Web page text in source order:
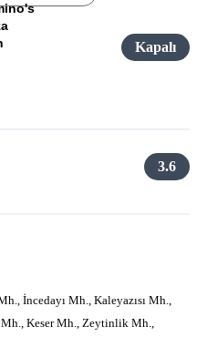
Kapalı
3.6
İncedayı Mh., Kaleyazısı Mh.,
Keser Mh., Zeytinlik Mh.,